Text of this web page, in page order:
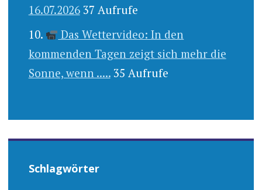
16.07.2026 37 Aufrufe
Das Wettervideo: In den
kommenden Tagen zeigt sich mehr die
Sonne, wenn ..... 35 Aufrufe
Schlagwörter